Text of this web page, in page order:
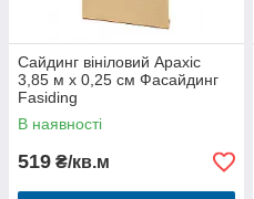
Сайдинг вініловий Арахіс
3,85 м х 0,25 см Фасайдинг
Fasiding
В наявності
519 ₴/кв.м